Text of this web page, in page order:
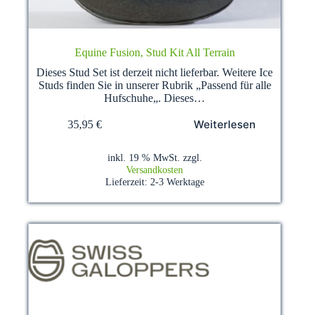
Equine Fusion, Stud Kit All Terrain
Dieses Stud Set ist derzeit nicht lieferbar. Weitere Ice
Studs finden Sie in unserer Rubrik „Passend für alle
Hufschuhe„. Dieses…
35,95 € Weiterlesen
inkl. 19 % MwSt. zzgl.
Versandkosten
Lieferzeit: 2-3 Werktage